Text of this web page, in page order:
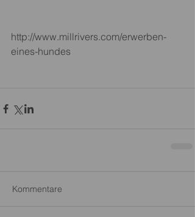
http://www.millrivers.com/erwerben-
eines-hundes
Kommentare